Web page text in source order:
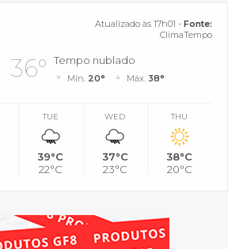
Atualizado às 17h01 - Fonte:
ClimaTempo
36° Tempo nublado
Mín. 20° Máx. 38°
TUE
39°C
22°C
WED
37°C
23°C
THU
38°C
20°C